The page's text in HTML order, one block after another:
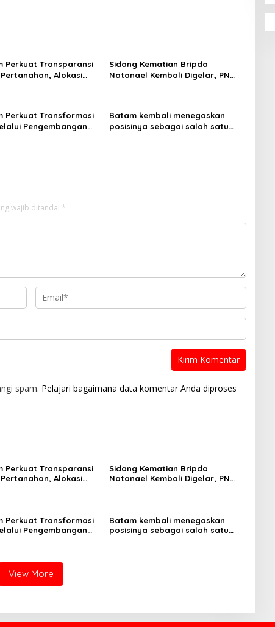
Perkuat Transparansi
Alokasi
Sidang Kematian Bripda
Natanael Kembali Digelar, PN
Perkuat Transformasi
Pengembangan
Batam kembali menegaskan
posisinya sebagai salah satu
wajib ditandai *
spam. Pelajari bagaimana data komentar Anda diproses
Perkuat Transparansi
Alokasi
Sidang Kematian Bripda
Natanael Kembali Digelar, PN
Perkuat Transformasi
Pengembangan
Batam kembali menegaskan
posisinya sebagai salah satu
View More